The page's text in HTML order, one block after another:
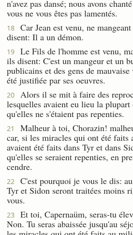
n'avez pas dansé; nous avons
vous ne vous êtes pas lamentés.
18
Car Jean est venu, ne
disent: Il a un démon.
19
Le Fils de l'homme est venu,
ils disent: C'est un mangeur et un
publicains et des gens de
été justifiée par ses oeuvres.
20
Alors il se mit à faire des
lesquelles avaient eu lieu la plupart
qu'elles ne s'étaient pas repenties.
21
Malheur à toi, Chorazin!
car, si les miracles qui ont été faits
avaient été faits dans Tyr et dans
qu'elles se seraient repenties, en
cendre.
22
C'est pourquoi je vous le dis:
Tyr et Sidon seront traitées moins
vous.
23
Et toi, Capernaüm, seras-tu
Non. Tu seras abaissée jusqu'au